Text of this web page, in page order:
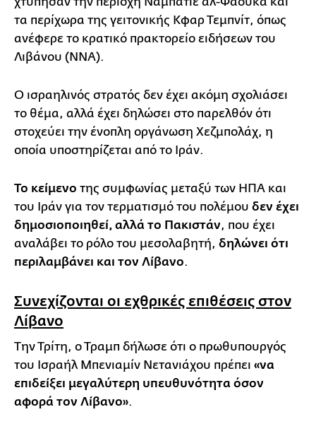
τα περίχωρα της γειτονικής Κφαρ Τεμπνίτ, όπως
ανέφερε το κρατικό πρακτορείο ειδήσεων του
Λιβάνου (NNA).
Ο ισραηλινός στρατός δεν έχει ακόμη σχολιάσει
το θέμα, αλλά έχει δηλώσει στο παρελθόν ότι
στοχεύει την ένοπλη οργάνωση Χεζμπολάχ, η
οποία υποστηρίζεται από το Ιράν.
Το κείμενο της συμφωνίας μεταξύ των ΗΠΑ και
του Ιράν για τον τερματισμό του πολέμου δεν έχει
δημοσιοποιηθεί, αλλά το Πακιστάν, που έχει
αναλάβει το ρόλο του μεσολαβητή, δηλώνει ότι
περιλαμβάνει και τον Λίβανο.
Συνεχίζονται οι εχθρικές επιθέσεις στον
Λίβανο
Την Τρίτη, ο Τραμπ δήλωσε ότι ο πρωθυπουργός
του Ισραήλ Μπενιαμίν Νετανιάχου πρέπει «να
επιδείξει μεγαλύτερη υπευθυνότητα όσον
αφορά τον Λίβανο».